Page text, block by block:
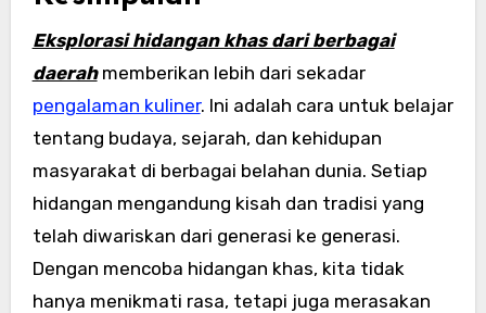
Eksplorasi hidangan khas dari berbagai
daerahmemberikan lebih dari sekadar
pengalaman kuliner. Ini adalah cara untuk belajar
tentang budaya, sejarah, dan kehidupan
masyarakat di berbagai belahan dunia. Setiap
hidangan mengandung kisah dan tradisi yang
telah diwariskan dari generasi ke generasi.
Dengan mencoba hidangan khas, kita tidak
hanya menikmati rasa, tetapi juga merasakan